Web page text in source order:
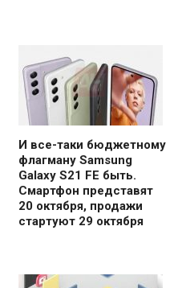
И все-таки бюджетному
флагману Samsung
Galaxy S21 FE быть.
Смартфон представят
20 октября, продажи
стартуют 29 октября